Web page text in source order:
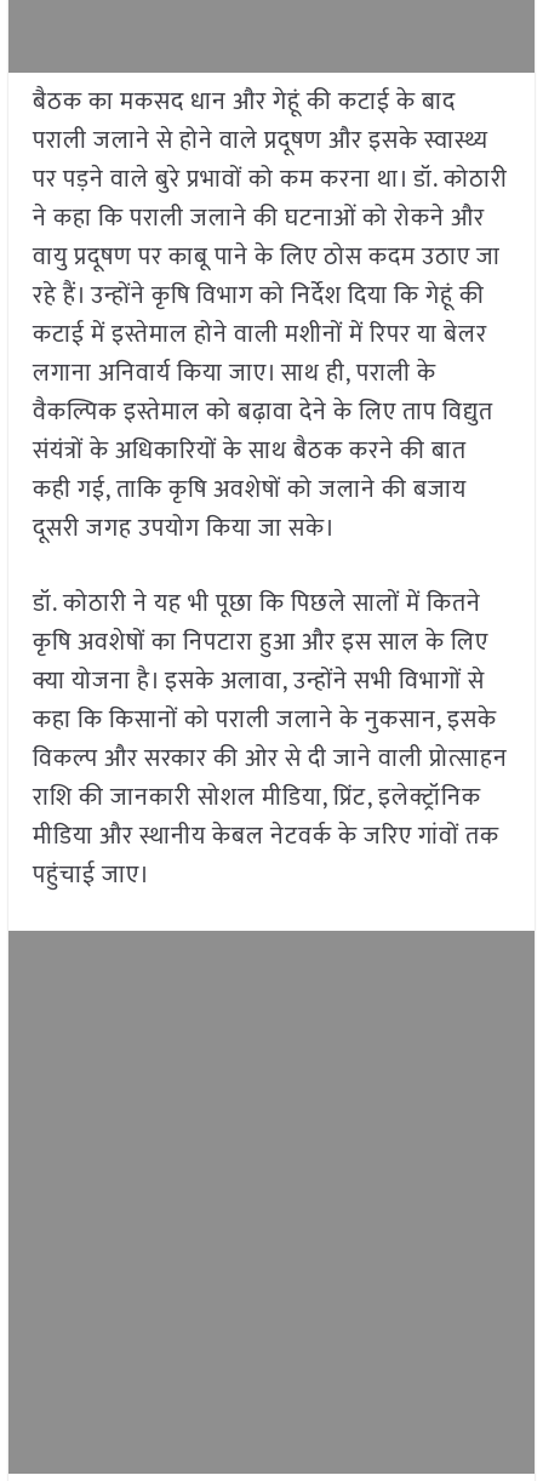
बैठक का मकसद धान और गेहूं की कटाई के बाद
पराली जलाने से होने वाले प्रदूषण और इसके स्वास्थ्य
पर पड़ने वाले बुरे प्रभावों को कम करना था। डॉ. कोठारी
ने कहा कि पराली जलाने की घटनाओं को रोकने और
वायु प्रदूषण पर काबू पाने के लिए ठोस कदम उठाए जा
रहे हैं। उन्होंने कृषि विभाग को निर्देश दिया कि गेहूं की
कटाई में इस्तेमाल होने वाली मशीनों में रिपर या बेलर
लगाना अनिवार्य किया जाए। साथ ही, पराली के
वैकल्पिक इस्तेमाल को बढ़ावा देने के लिए ताप विद्युत
संयंत्रों के अधिकारियों के साथ बैठक करने की बात
कही गई, ताकि कृषि अवशेषों को जलाने की बजाय
दूसरी जगह उपयोग किया जा सके।
डॉ. कोठारी ने यह भी पूछा कि पिछले सालों में कितने
कृषि अवशेषों का निपटारा हुआ और इस साल के लिए
क्या योजना है। इसके अलावा, उन्होंने सभी विभागों से
कहा कि किसानों को पराली जलाने के नुकसान, इसके
विकल्प और सरकार की ओर से दी जाने वाली प्रोत्साहन
राशि की जानकारी सोशल मीडिया, प्रिंट, इलेक्ट्रॉनिक
मीडिया और स्थानीय केबल नेटवर्क के जरिए गांवों तक
पहुंचाई जाए।